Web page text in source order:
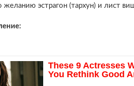
желанию эстрагон (тархун) и лист